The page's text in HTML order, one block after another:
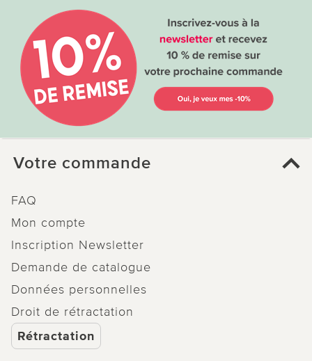
Votre commande
FAQ
Mon compte
Inscription Newsletter
Demande de catalogue
Données personnelles
Droit de rétractation
Rétractation